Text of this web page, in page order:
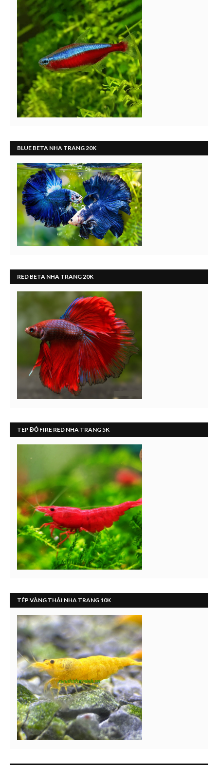
BLUE BETA NHA TRANG 20K
RED BETA NHA TRANG 20K
TEP ĐỎ FIRE RED NHA TRANG 5K
TÉP VÀNG THÁI NHA TRANG 10K